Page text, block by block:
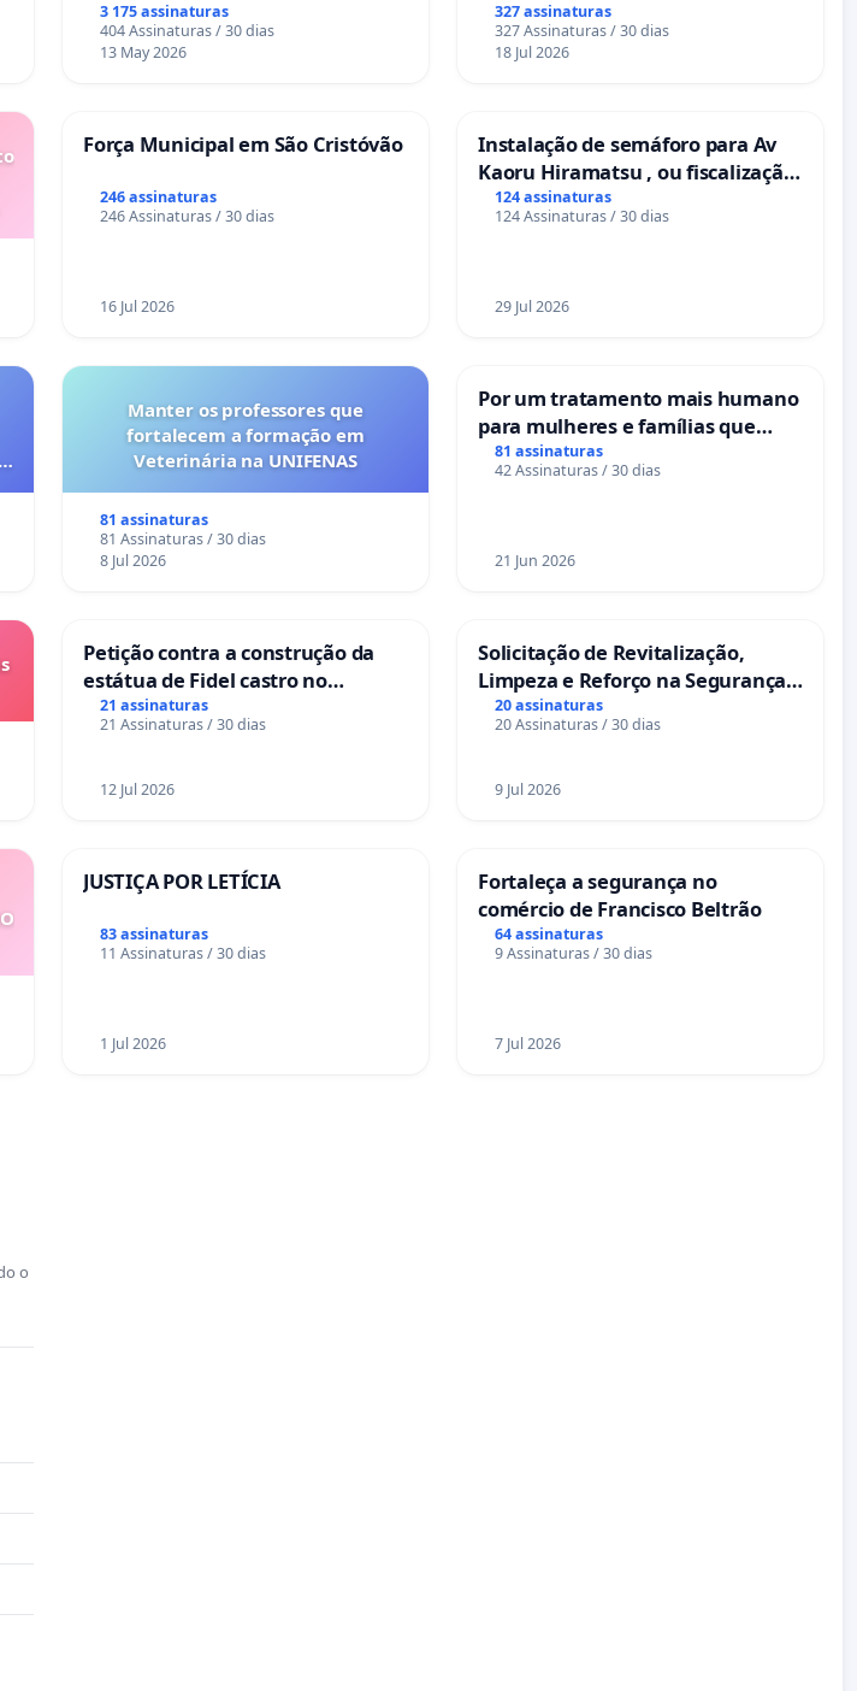
3 175 assinaturas
404 Assinaturas / 30 dias
13 May 2026
327 assinaturas
327 Assinaturas / 30 dias
18 Jul 2026
Força Municipal em São Cristóvão
246 assinaturas
246 Assinaturas / 30 dias
16 Jul 2026
Instalação de semáforo para Av
Kaoru Hiramatsu , ou fiscalização
Eletrônica
124 assinaturas
124 Assinaturas / 30 dias
29 Jul 2026
Manter os professores que
fortalecem a formação em
Veterinária na UNIFENAS
81 assinaturas
81 Assinaturas / 30 dias
8 Jul 2026
Por um tratamento mais humano
para mulheres e famílias que
sofrem uma perda gestacional
nos hospitais portugueses
81 assinaturas
42 Assinaturas / 30 dias
21 Jun 2026
Petição contra a construção da
estátua de Fidel castro no
mirante do Caju
21 assinaturas
21 Assinaturas / 30 dias
12 Jul 2026
Solicitação de Revitalização,
Limpeza e Reforço na Segurança
das Praças da Rua Cachoeira das
Sete Ilhas
20 assinaturas
20 Assinaturas / 30 dias
9 Jul 2026
JUSTIÇA POR LETÍCIA
83 assinaturas
11 Assinaturas / 30 dias
1 Jul 2026
Fortaleça a segurança no
comércio de Francisco Beltrão
64 assinaturas
9 Assinaturas / 30 dias
7 Jul 2026
o